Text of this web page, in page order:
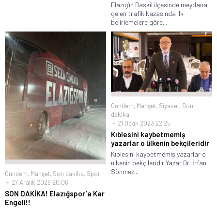
Elazığ’ın Baskil ilçesinde meydana
gelen trafik kazasında ilk
belirlemelere göre...
Gündem, Manşet, Son dakika, Spor
27 Aralık 2025 20:06
SON DAKİKA! Elazığspor’a Kar
Engeli!!
Gündem, Manşet, Siyaset, Son
dakika
21 Ocak 2023 22:25
Kıblesini kaybetmemiş
yazarlar o ülkenin bekçileridir
Kıblesini kaybetmemiş yazarlar o
ülkenin bekçileridir Yazar Dr. İrfan
Sönmez...